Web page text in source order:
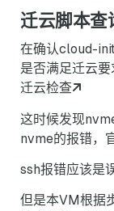
迁云脚本查
在确认cloud-
是否满足迁云要
迁云检查
这时候发现
nvme的报错，
ssh报错应该是
但是本VM根据